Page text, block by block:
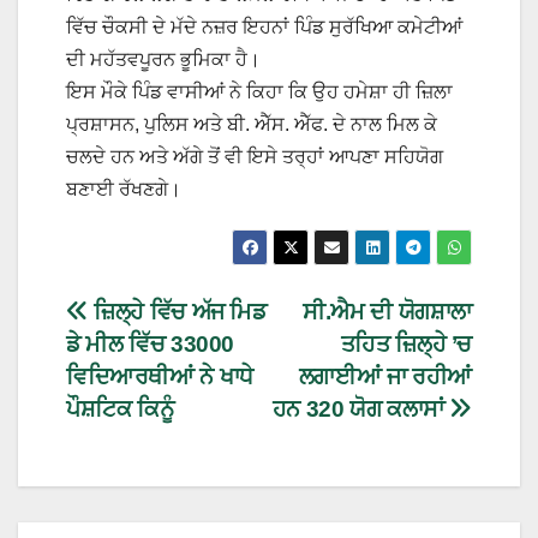
ਵਿੱਚ ਚੌਕਸੀ ਦੇ ਮੱਦੇ ਨਜ਼ਰ ਇਹਨਾਂ ਪਿੰਡ ਸੁਰੱਖਿਆ ਕਮੇਟੀਆਂ
ਦੀ ਮਹੱਤਵਪੂਰਨ ਭੂਮਿਕਾ ਹੈ।
ਇਸ ਮੌਕੇ ਪਿੰਡ ਵਾਸੀਆਂ ਨੇ ਕਿਹਾ ਕਿ ਉਹ ਹਮੇਸ਼ਾ ਹੀ ਜ਼ਿਲਾ
ਪ੍ਰਸ਼ਾਸਨ, ਪੁਲਿਸ ਅਤੇ ਬੀ. ਐੱਸ. ਐੱਫ. ਦੇ ਨਾਲ ਮਿਲ ਕੇ
ਚਲਦੇ ਹਨ ਅਤੇ ਅੱਗੇ ਤੋਂ ਵੀ ਇਸੇ ਤਰ੍ਹਾਂ ਆਪਣਾ ਸਹਿਯੋਗ
ਬਣਾਈ ਰੱਖਣਗੇ।
ਸੀ.ਐਮ ਦੀ ਯੋਗਸ਼ਾਲਾ
ਤਹਿਤ ਜ਼ਿਲ੍ਹੇ ’ਚ
ਲਗਾਈਆਂ ਜਾ ਰਹੀਆਂ
ਹਨ 320 ਯੋਗ ਕਲਾਸਾਂ
ਜ਼ਿਲ੍ਹੇ ਵਿੱਚ ਅੱਜ ਮਿਡ
ਡੇ ਮੀਲ ਵਿੱਚ 33000
ਵਿਦਿਆਰਥੀਆਂ ਨੇ ਖਾਧੇ
ਪੌਸ਼ਟਿਕ ਕਿਨੂੰ